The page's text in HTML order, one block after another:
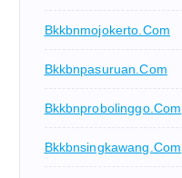
Bkkbnmojokerto.com
Bkkbnpasuruan.com
Bkkbnprobolinggo.com
Bkkbnsingkawang.com